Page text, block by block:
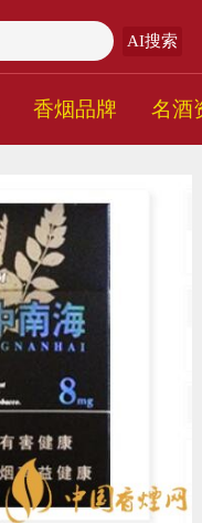
AI搜索
香烟品牌 名酒